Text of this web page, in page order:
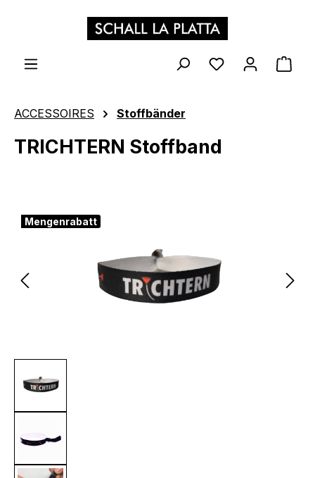
Zum Hauptinhalt springen
ACCESSOIRES Stoffbänder
TRICHTERN Stoffband
Mengenrabatt